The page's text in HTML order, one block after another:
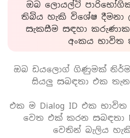
ඔබ ලොයල්ටි
තිබිය හැකි විශේෂ දීමනා
සැකසීම සඳහා
අංකය භාවිත
ඔබ ඩයලොග් ගිණුමක්
සියලු සබඳතා එක
එක ම Dialog ID එක භාවිත
වෙත එක් කරන සබඳතා
වෙතින් බැලිය